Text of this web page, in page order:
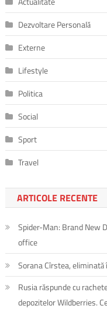
Dezvoltare Personală
Externe
Lifestyle
Politica
Social
Sport
Travel
ARTICOLE RECENTE
Spider-Man: Brand New
office
Sorana Cîrstea,
Rusia răspunde cu
depozitelor Wildberries.